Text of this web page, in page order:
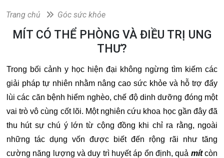
Trang chủ Góc sức khỏe
MÍT CÓ THỂ PHÒNG VÀ ĐIỀU TRỊ UNG
THƯ?
Trong bối cảnh y học hiện đại không ngừng tìm kiếm các
giải pháp tự nhiên nhằm nâng cao sức khỏe và hỗ trợ đẩy
lùi các căn bệnh hiểm nghèo, chế độ dinh dưỡng đóng một
vai trò vô cùng cốt lõi. Một nghiên cứu khoa học gần đây đã
thu hút sự chú ý lớn từ cộng đồng khi chỉ ra rằng, ngoài
những tác dụng vốn được biết đến rộng rãi như tăng
cường năng lượng và duy trì huyết áp ổn định, quả mítcòn